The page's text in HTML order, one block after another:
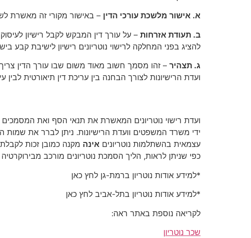
א. אישור מלשכת עורכי הדין – באישור מקורי זה מאשרת
ב. תעודת אזרחות – על עורך דין המבקש לקבל רישיון
להציג בפני המחלקה לרישוי נוטריונים רישיון לישיבת קבע
ג. תצהיר – זהו מסמך חשוב מאוד משום שבו עורך הדין
ועדת הרישיונות לצורך הבחנה בין עריכת דין תיאורטית לבין
ועדת רישוי נוטריונים המאשרת את תנאי הסף ואת
ידי משרד המשפטים וועדת הרישיונות. ניתן לברר את
עצמאית בהשתלמות נוטריונים אינה מקנה כמובן זכות
כפי שניתן לראות, הליך הסמכת נוטריונים מורכב
*למידע אודות נוטריון ברמת-גן לחץ כאן
*למידע אודות נוטריון בתל-אביב לחץ כאן
לקריאה נוספת באתר ראה:
שכר נוטריון